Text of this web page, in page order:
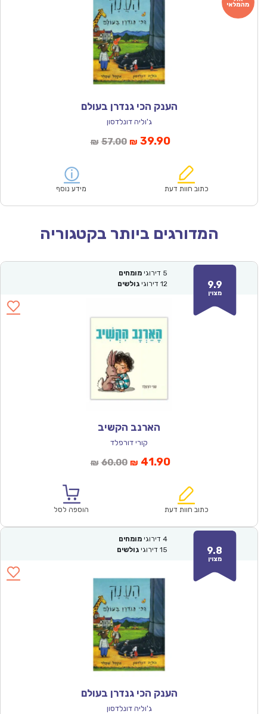
הענק הכי גנדרן בעולם
ג'וליה דונלדסון
₪ 57.00המחיר
₪57.00.
₪ 39.90המחיר
הוא:
כתוב חוות דעת מידע נוסף
המדורגים ביותר בקטגוריה
9.9
מצוין
5 דירוגי מומחים
12 דירוגי גולשים
הארנב הקשיב
קורי דורפלד
₪ 60.00המחיר
₪60.00.
₪ 41.90המחיר
הוא:
כתוב חוות דעת הוספה לסל
9.8
מצוין
4 דירוגי מומחים
15 דירוגי גולשים
הענק הכי גנדרן בעולם
ג'וליה דונלדסון